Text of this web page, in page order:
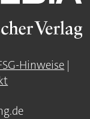
Hinweise |